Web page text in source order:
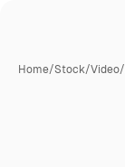
Home/Stock/Video/